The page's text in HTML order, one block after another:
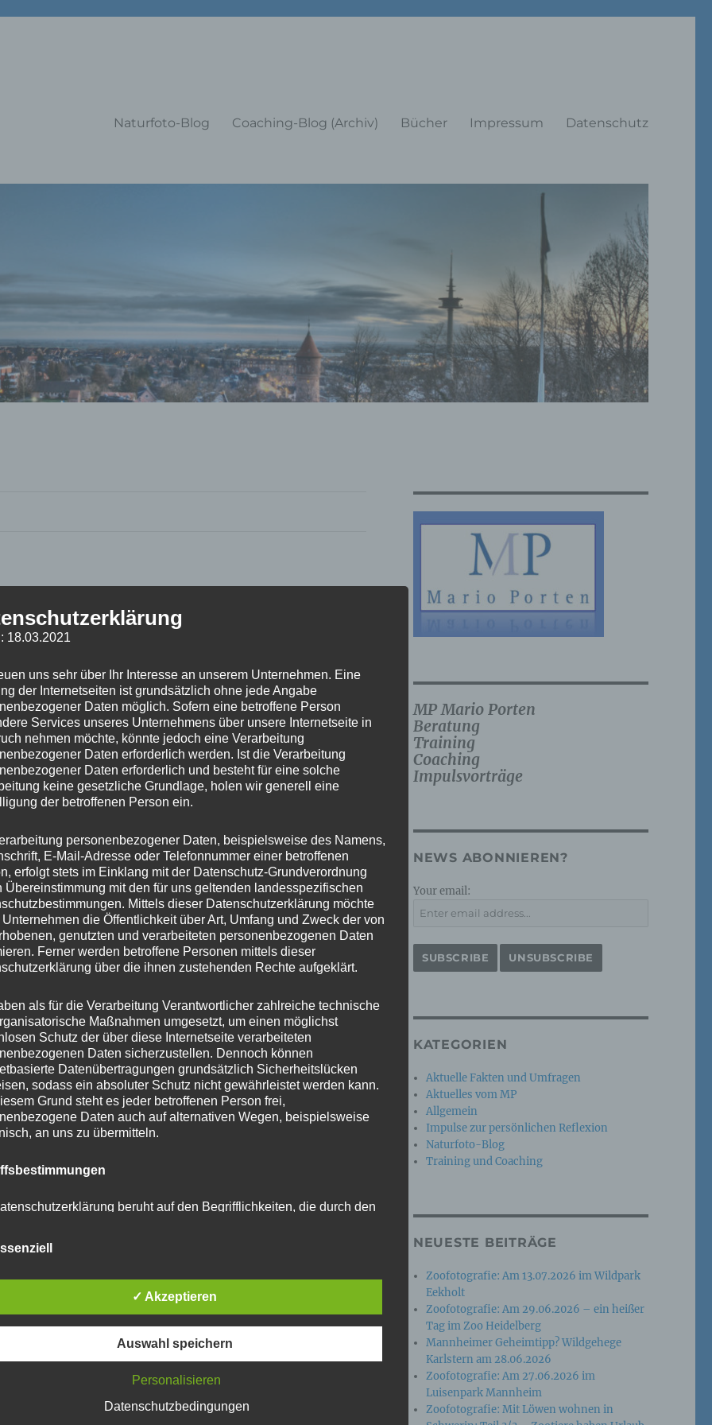
Naturfoto-Blog Coaching-Blog (Archiv) Bücher Impressum Datenschutz
MP Mario Porten
Beratung
Training
Coaching
Impulsvorträge
NEWS ABONNIEREN?
Your email:
KATEGORIEN
Aktuelle Fakten und Umfragen
Aktuelles vom MP
Allgemein
Impulse zur persönlichen Reflexion
Naturfoto-Blog
Training und Coaching
NEUESTE BEITRÄGE
Zoofotografie: Am 13.07.2026 im Wildpark
Eekholt
Zoofotografie: Am 29.06.2026 – ein heißer
Tag im Zoo Heidelberg
Mannheimer Geheimtipp? Wildgehege
Karlstern am 28.06.2026
Zoofotografie: Am 27.06.2026 im
Luisenpark Mannheim
Zoofotografie: Mit Löwen wohnen in
18.03.2021
uns sehr über Ihr Interesse an unserem Unternehmen. Eine
der Internetseiten ist grundsätzlich ohne jede Angabe
Daten möglich. Sofern eine betroffene Person
Services unseres Unternehmens über unsere Internetseite in
nehmen möchte, könnte jedoch eine Verarbeitung
Daten erforderlich werden. Ist die Verarbeitung
Daten erforderlich und besteht für eine solche
keine gesetzliche Grundlage, holen wir generell eine
der betroffenen Person ein.
personenbezogener Daten, beispielsweise des Namens,
E-Mail-Adresse oder Telefonnummer einer betroffenen
erfolgt stets im Einklang mit der Datenschutz-Grundverordnung
Übereinstimmung mit den für uns geltenden landesspezifischen
Mittels dieser Datenschutzerklärung möchte
Unternehmen die Öffentlichkeit über Art, Umfang und Zweck der von
genutzten und verarbeiteten personenbezogenen Daten
Ferner werden betroffene Personen mittels dieser
über die ihnen zustehenden Rechte aufgeklärt.
als für die Verarbeitung Verantwortlicher zahlreiche technische
Maßnahmen umgesetzt, um einen möglichst
Schutz der über diese Internetseite verarbeiteten
Daten sicherzustellen. Dennoch können
Datenübertragungen grundsätzlich Sicherheitslücken
sodass ein absoluter Schutz nicht gewährleistet werden kann.
Grund steht es jeder betroffenen Person frei,
Daten auch auf alternativen Wegen, beispielsweise
an uns zu übermitteln.
beruht auf den Begrifflichkeiten, die durch den
Grundverordnung (DS-GVO) verwendet wurden. Unsere
soll sowohl für die Öffentlichkeit als auch für unsere
gewährleisten, möchten wir vorab die verwendeten
in dieser Datenschutzerklärung unter anderem die
✓ Akzeptieren
Auswahl speichern
Personalisieren
Datenschutzbedingungen